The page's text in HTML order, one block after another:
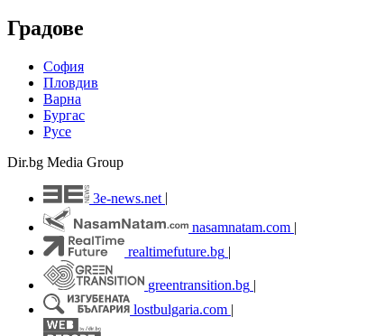
Градове
София
Пловдив
Варна
Бургас
Русе
Dir.bg Media Group
3e-news.net
nasamnatam.com |
realtimefuture.bg |
greentransition.bg |
lostbulgaria.com |